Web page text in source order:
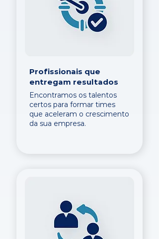
Profissionais que
entregam resultados
Encontramos os talentos
certos para formar times
que aceleram o crescimento
da sua empresa.